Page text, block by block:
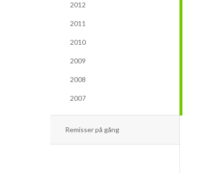
2012
2011
2010
2009
2008
2007
Remisser på gång